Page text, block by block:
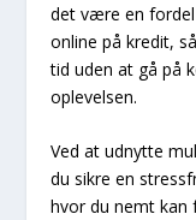
det være en
online på kredit,
tid uden at gå på
oplevelsen.
Ved at udnytte
du sikre en
hvor du nemt kan